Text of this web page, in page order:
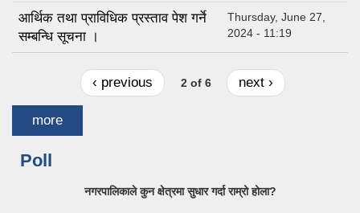
आर्थिक तथा प्राविधिक प्रस्ताव पेश गर्ने
सम्बन्धि सूचना ।
Thursday, June 27,
2024 - 11:19
‹ previous 2 of 6 next ›
more
Poll
नगरपालिकाले कुन क्षेत्रमा सुधार गर्दा राम्रो होला?